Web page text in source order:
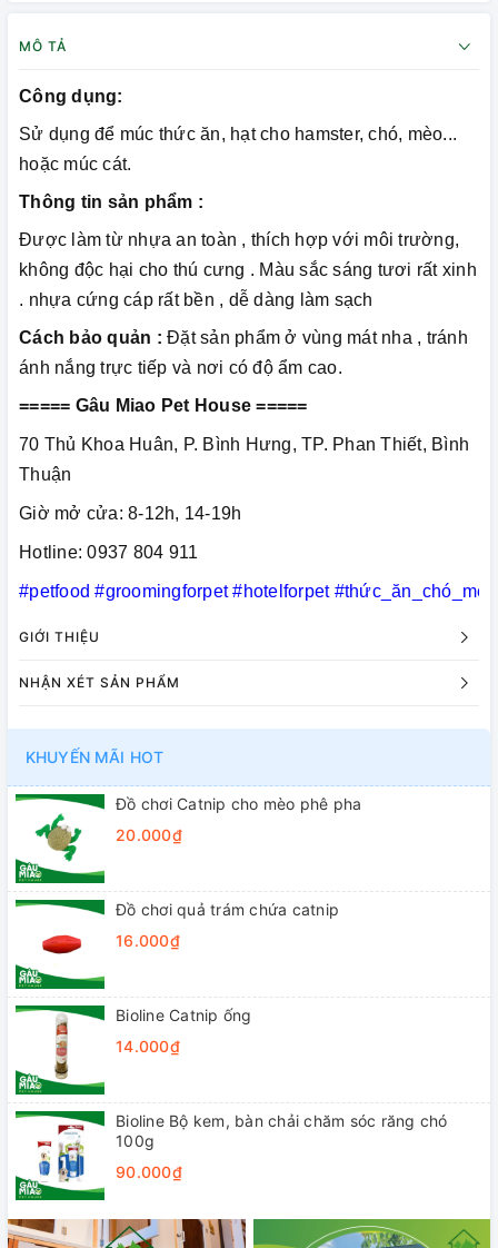
MÔ TẢ
Công dụng:
Sử dụng để múc thức ăn, hạt cho hamster, chó, mèo...
hoặc múc cát.
Thông tin sản phẩm :
Được làm từ nhựa an toàn , thích hợp với môi trường,
không độc hại cho thú cưng . Màu sắc sáng tươi rất xinh
. nhựa cứng cáp rất bền , dễ dàng làm sạch
Cách bảo quản : Đặt sản phẩm ở vùng mát nha , tránh
ánh nắng trực tiếp và nơi có độ ẩm cao.
===== Gâu Miao Pet House =====
70 Thủ Khoa Huân, P. Bình Hưng, TP. Phan Thiết, Bình
Thuận
Giờ mở cửa: 8-12h, 14-19h
Hotline: 0937 804 911
#petfood #groomingforpet #hotelforpet #thức_ăn_chó_mèo
GIỚI THIỆU
NHẬN XÉT SẢN PHẨM
KHUYẾN MÃI HOT
Đồ chơi Catnip cho mèo phê pha
20.000₫
Đồ chơi quả trám chứa catnip
16.000₫
Bioline Catnip ống
14.000₫
Bioline Bộ kem, bàn chải chăm sóc răng chó
100g
90.000₫